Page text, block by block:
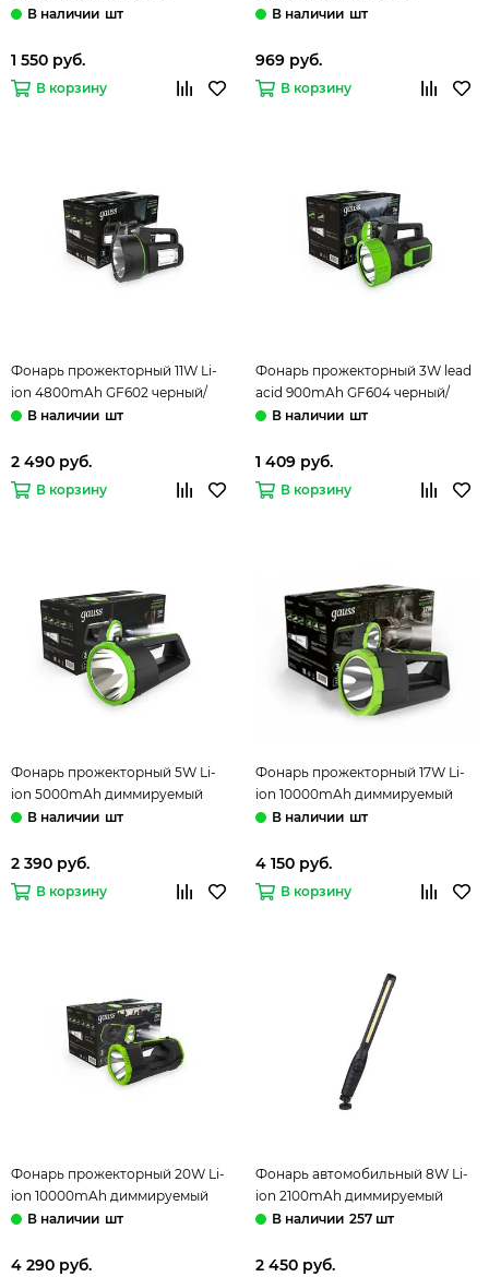
шт
1 550 руб.
В корзину
шт
969 руб.
В корзину
Фонарь прожекторный 11W Li-
ion 4800mAh GF602 черный/
зеленый Gaussшт
2 490 руб.
В корзину
Фонарь прожекторный 3W lead
acid 900mAh GF604 черный/
зеленый Gaussшт
1 409 руб.
В корзину
Фонарь прожекторный 5W Li-
ion 5000mAh диммируемый
GF701 черный/зеленый Gauss
шт
2 390 руб.
В корзину
Фонарь прожекторный 17W Li-
ion 10000mAh диммируемый
GF702 черный/зеленый Gauss
шт
4 150 руб.
В корзину
Фонарь прожекторный 20W Li-
ion 10000mAh диммируемый
GF703 черный/зеленый Gauss
шт
4 290 руб.
Фонарь автомобильный 8W Li-
ion 2100mAh диммируемый
GF801 черный Gauss
257 шт
2 450 руб.